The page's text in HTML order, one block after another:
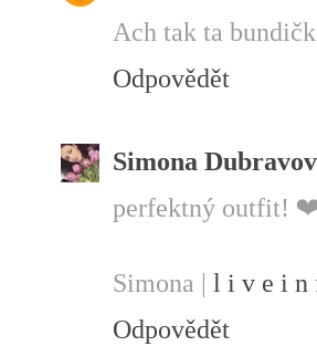
Ach tak ta
Odpovědět
Simona
perfektný outfit!
Simona | l i v e i n
Odpovědět